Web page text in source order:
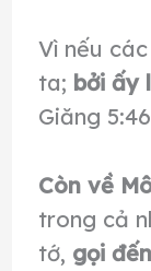
Vì nếu
ta; bởi ấy
Giăng 5:46
Còn về
trong cả
tớ, gọi